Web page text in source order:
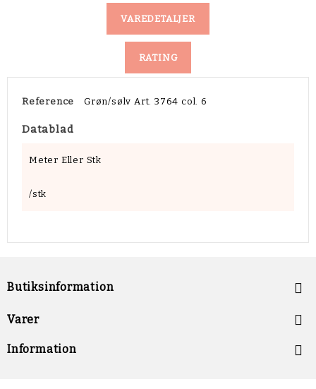
VAREDETALJER
RATING
Reference Grøn/sølv Art. 3764 col. 6
Datablad
Meter Eller Stk
/stk
Butiksinformation 
Varer 
Information 